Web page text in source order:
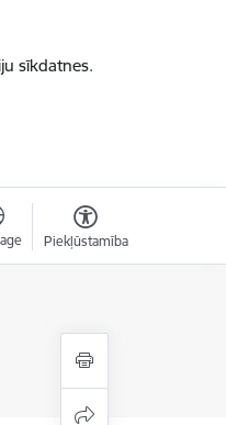
sīkdatnes.
Piekļūstamība